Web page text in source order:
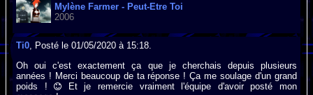
Mylène Farmer - Peut-Etre Toi
2006
Ti0, Posté le 01/05/2020 à 15:18.
Oh oui c'est exactement ça que je cherchais depuis plusieurs
années ! Merci beaucoup de ta réponse ! Ça me soulage d'un grand
poids !
Et je remercie vraiment l'équipe d'avoir posté mon